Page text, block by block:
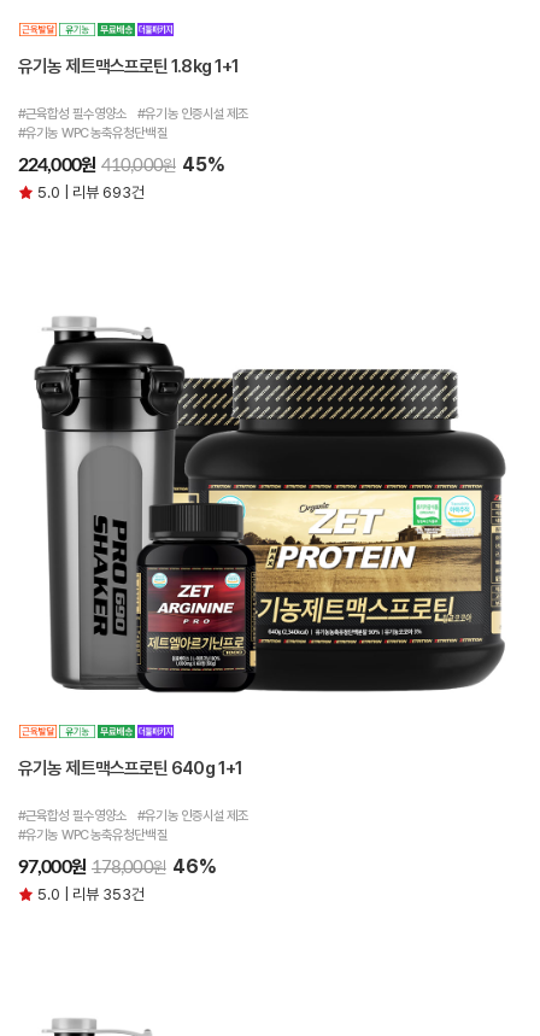
유기농 제트맥스프로틴 1.8kg 1+1
#근육합성 필수영양소 #유기농 인증시설 제조
#유기농 WPC 농축유청단백질
224,000원 410,000원 45%
5.0 | 리뷰 693건
유기농 제트맥스프로틴 640g 1+1
#근육합성 필수영양소 #유기농 인증시설 제조
#유기농 WPC 농축유청단백질
97,000원 178,000원 46%
5.0 | 리뷰 353건